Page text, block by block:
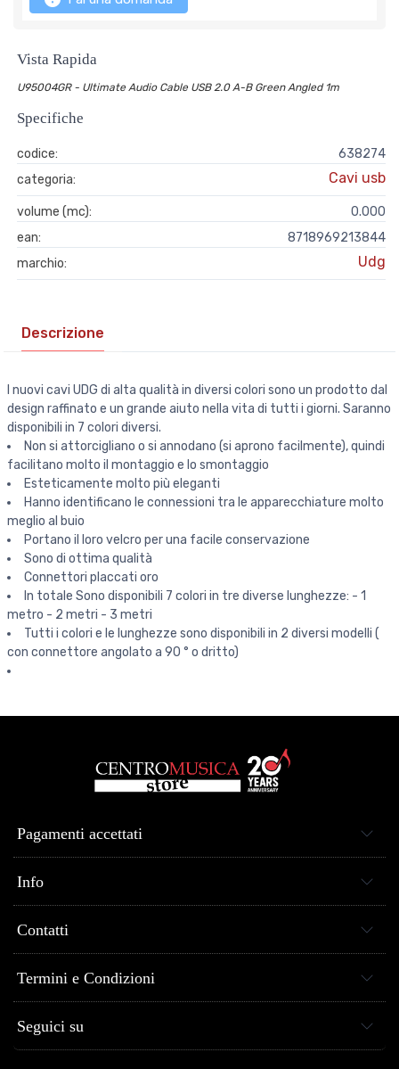
Vista Rapida
U95004GR - Ultimate Audio Cable USB 2.0 A-B Green Angled 1m
Specifiche
codice:
638274
categoria:
Cavi usb
volume (mc):
0.000
ean:
8718969213844
marchio:
Udg
Descrizione
I nuovi cavi UDG di alta qualità in diversi colori sono un prodotto dal
design raffinato e un grande aiuto nella vita di tutti i giorni. Saranno
disponibili in 7 colori diversi.
Non si attorcigliano o si annodano (si aprono facilmente), quindi
facilitano molto il montaggio e lo smontaggio
Esteticamente molto più eleganti
Hanno identificano le connessioni tra le apparecchiature molto
meglio al buio
Portano il loro velcro per una facile conservazione
Sono di ottima qualità
Connettori placcati oro
In totale Sono disponibili 7 colori in tre diverse lunghezze: - 1
metro - 2 metri - 3 metri
Tutti i colori e le lunghezze sono disponibili in 2 diversi modelli (
con connettore angolato a 90 ° o dritto)
Pagamenti accettati
Info
Contatti
Termini e Condizioni
Seguici su